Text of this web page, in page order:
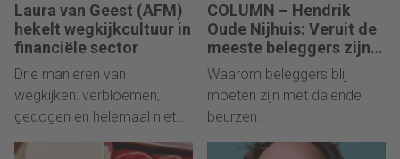
Laura van Geest (AFM)
hekelt wegkijkcultuur in
financiële sector
Drie manieren van
wegkijken: verbloemen,
gedogen en helemaal niet
benoemen.
COLUMN – Hendrik
Oude Nijhuis: Veruit de
meeste beleggers zijn
de komende jaren per
saldo koper van
aandelen
Waarom beleggers blij
moeten zijn met dalende
beurzen.